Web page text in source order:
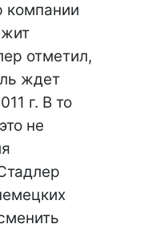
компании
отметил,
ждет
г. В то
не